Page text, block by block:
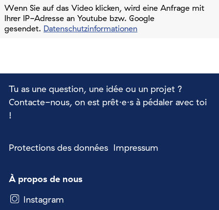
Wenn Sie auf das Video klicken, wird eine Anfrage mit
Ihrer IP-Adresse an Youtube bzw. Google
gesendet. Datenschutzinformationen
Tu as une question, une idée ou un projet ?
Contacte-nous, on est prêt·e·s à pédaler avec toi
!
Protections des données Impressum
À propos de nous
Instagram